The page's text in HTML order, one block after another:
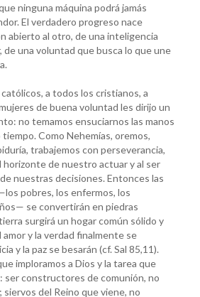
ninguna máquina podrá jamás
El verdadero progreso nace
abierto al otro, de una inteligencia
de una voluntad que busca lo que une
a todos los cristianos, a
de buena voluntad les dirijo un
no temamos ensuciarnos las manos
Como Nehemías, oremos,
trabajemos con perseverancia,
horizonte de nuestro actuar y al ser
nuestras decisiones. Entonces las
pobres, los enfermos, los
se convertirán en piedras
surgirá un hogar común sólido y
y la verdad finalmente se
y la paz se besarán (cf. Sal 85,11).
imploramos a Dios y la tarea que
ser constructores de comunión, no
del Reino que viene, no